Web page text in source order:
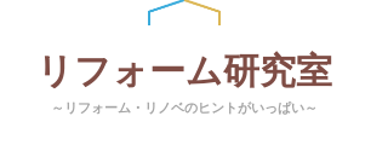
リフォーム研究室
～リフォーム・リノベのヒントがいっぱい～